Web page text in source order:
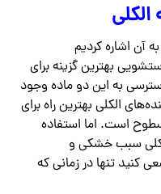
آن اشاره کردیم
بهترین گزینه برای
به این دو ماده وجود
الکلی بهترین راه برای
است. اما استفاده
سبب خشکی و
کنید تنها در زمانی که